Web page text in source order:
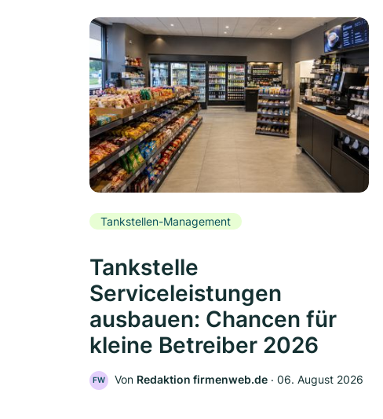
Tankstellen-Management
Tankstelle
Serviceleistungen
ausbauen: Chancen für
kleine Betreiber 2026
FW Von Redaktion firmenweb.de ‧ 06. August 2026